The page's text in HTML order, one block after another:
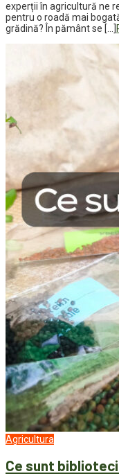
experții în agricultură ne
pentru o roadă mai
grădină? În pământ se […]
Agricultura
Ce sunt